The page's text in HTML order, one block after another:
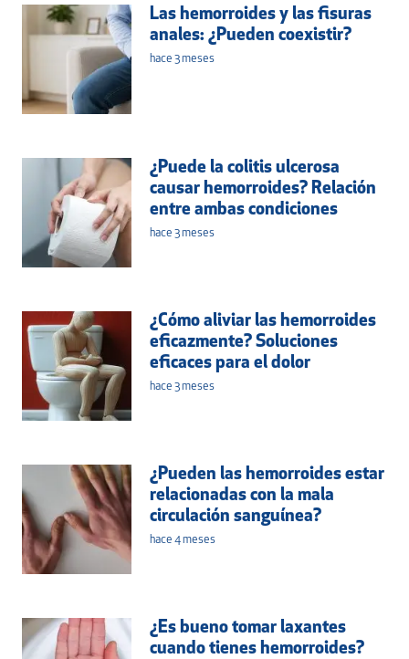
Las hemorroides y las fisuras
anales: ¿Pueden coexistir?
hace 3 meses
¿Puede la colitis ulcerosa
causar hemorroides? Relación
entre ambas condiciones
hace 3 meses
¿Cómo aliviar las hemorroides
eficazmente? Soluciones
eficaces para el dolor
hace 3 meses
¿Pueden las hemorroides estar
relacionadas con la mala
circulación sanguínea?
hace 4 meses
¿Es bueno tomar laxantes
cuando tienes hemorroides?